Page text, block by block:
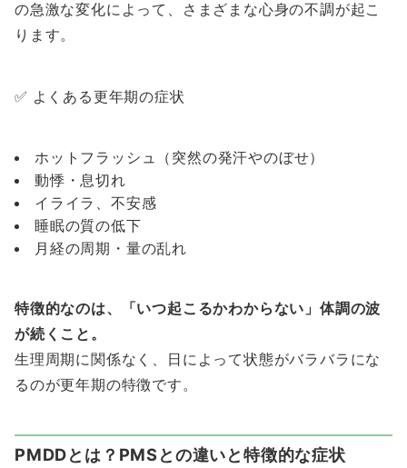
の急激な変化によって、さまざまな心身の不調が起こ
ります。
✅ よくある更年期の症状
ホットフラッシュ（突然の発汗やのぼせ）
動悸・息切れ
イライラ、不安感
睡眠の質の低下
月経の周期・量の乱れ
特徴的なのは、「いつ起こるかわからない」体調の波
が続くこと。
生理周期に関係なく、日によって状態がバラバラにな
るのが更年期の特徴です。
PMDDとは？PMSとの違いと特徴的な症状